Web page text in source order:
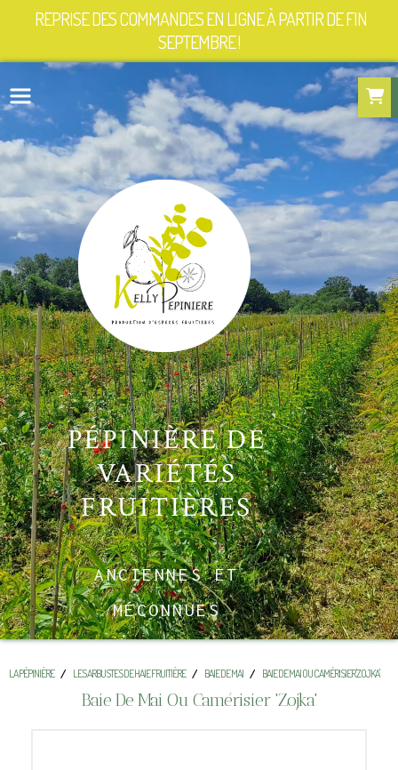
REPRISE DES COMMANDES EN LIGNE À PARTIR DE FIN
SEPTEMBRE !
PÉPINIÈRE DE
VARIÉTÉS
FRUITIÈRES
ANCIENNES ET
MÉCONNUES
LA PÉPINIÈRE LES ARBUSTES DE HAIE FRUITIÈRE BAIE DE MAI BAIE DE MAI OU CAMÉRISIER 'ZOJKA'
Baie De Mai Ou Camérisier 'zojka'